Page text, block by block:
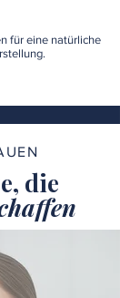
für eine natürliche
die